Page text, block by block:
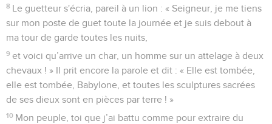
me consoler de la dévastation qui frappe la fille de mon
peuple !
5 En effet, c'est un jour d’angoisse, d'écrasement et de honte
envoyé par le Seigneur, l'Eternel, le maître de l’univers, dans
la vallée de la vision. » Une muraille est abattue et les cris de
détresse s’élèvent vers la montagne.
6 Elam porte le carquois sur des chars, des attelages, Kir sort
le bouclier.